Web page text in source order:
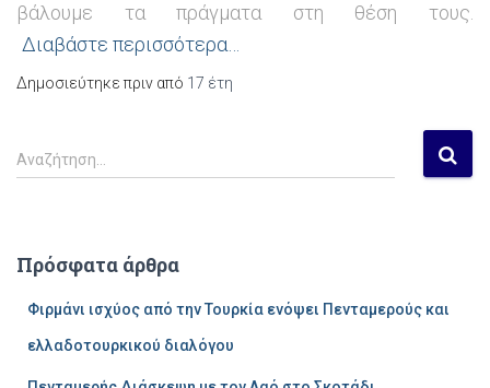
βάλουμε τα πράγματα στη θέση τους.
Διαβάστε περισσότερα…
Δημοσιεύτηκε πριν από 17 έτη
Α
ν
τ
Αναζήτηση…
Πρόσφατα άρθρα
Φιρμάνι ισχύος από την Τουρκία ενόψει Πενταμερούς και
ελλαδοτουρκικού διαλόγου